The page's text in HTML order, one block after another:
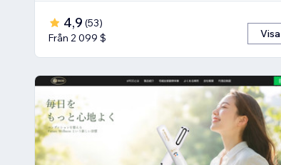
4,9 (53)
Från 2 099 $
Visa